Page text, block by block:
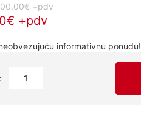
+pdv
+pdv
informativnu ponudu!